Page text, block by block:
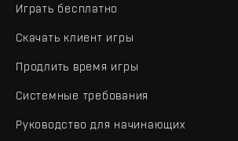
Играть бесплатно
Скачать клиент игры
Продлить время игры
Системные требования
Руководство для начинающих